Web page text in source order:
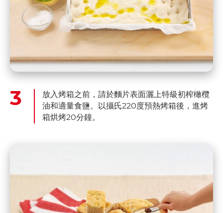
放入烤箱之前，請於麵片表面灑上特級初榨橄欖
油和適量食鹽。以攝氏220度預熱烤箱後，進烤
箱烘烤20分鐘。